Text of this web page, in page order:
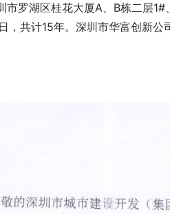
市罗湖区桂花大厦A、B栋二层
，共计15年。深圳市华富创新公